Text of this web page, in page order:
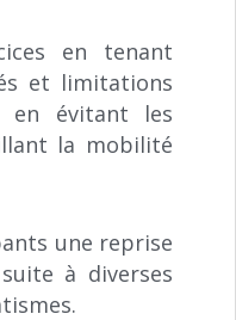
en tenant
et limitations
en évitant les
la mobilité
une reprise
à diverses